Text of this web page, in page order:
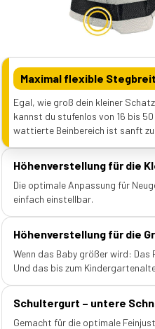
Maximal flexible
Egal, wie groß dein kleiner
kannst du stufenlos von 16 bis
wattierte Beinbereich ist sanft zu
Höhenverstellung für die
Die optimale Anpassung für
einfach einstellbar.
Höhenverstellung für die
Wenn das Baby größer wird:
Und das bis zum
Schultergurt – untere
Gemacht für die optimale